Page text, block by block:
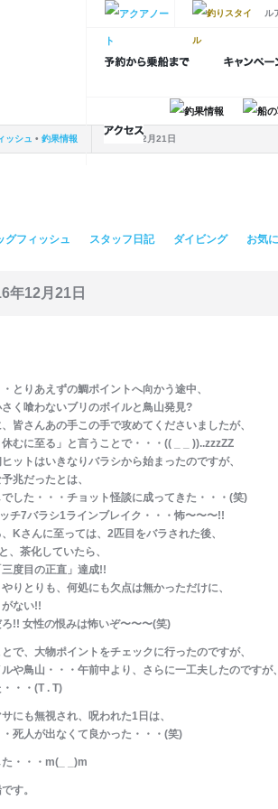
ル
ッシュ • 釣果情報 2016年12月21日
グフィッシュ スタッフ日記 ダイビング お気
年12月21日
とりあえずの鯛ポイントへ向かう途中、
く喰わないブリのボイルと鳥山発見?
皆さんあの手この手で攻めてくださいましたが、
むに至る」と言うことで・・・(( _ _ ))..zzzZZ
ットはいきなりバラシから始まったのですが、
兆だったとは、
した・・・チョット怪談に成ってきた・・・(笑)
チ7バラシ1ラインブレイク・・・怖〜〜〜!!
Kさんに至っては、2匹目をバラされた後、
、茶化していたら、
度目の正直」達成!!
りとりも、何処にも欠点は無かっただけに、
ない!!
!! 女性の恨みは怖いぞ〜〜〜(笑)
で、大物ポイントをチェックに行ったのですが、
や鳥山・・・午前中より、さらに一工夫したのですが
・・(T . T)
にも無視され、呪われた1日は、
死人が出なくて良かった・・・(笑)
・・・m(_ _)m
す。